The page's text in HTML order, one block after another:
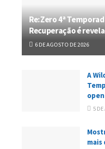
Re:Zero 4ª
Recuperação é
6 DE AGOSTO DE 2026
A
open
5
mais